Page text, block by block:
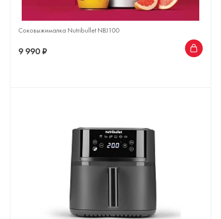
Соковыжималка Nutribullet NBJ100
9 990 ₽